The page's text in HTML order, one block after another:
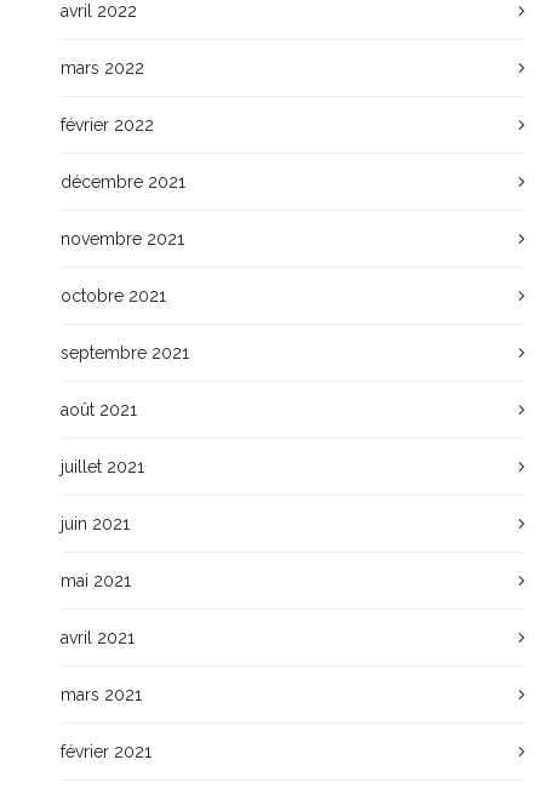
avril 2022
mars 2022
février 2022
décembre 2021
novembre 2021
octobre 2021
septembre 2021
août 2021
juillet 2021
juin 2021
mai 2021
avril 2021
mars 2021
février 2021